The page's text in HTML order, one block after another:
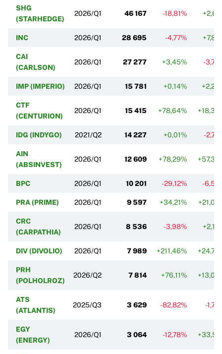
SHG
(STARHEDGE)
2026/Q1 46 167 -18,81%
INC 2026/Q1 28 695 -4,77%
CAI
(CARLSON)
2026/Q1 27 277 +3,45% -
IMP (IMPERIO) 2026/Q1 15 781 +0,14%
CTF
(CENTURION)
2026/Q1 15 415 +78,64%
IDG (INDYGO) 2021/Q2 14 227 +0,01% -
AIN
(ABSINVEST)
2026/Q1 12 609 +78,29%
BPC 2026/Q1 10 201 -29,12% -
PRA (PRIME) 2026/Q1 9 597 +34,21%
CRC
(CARPATHIA)
2026/Q1 8 536 -3,98%
DIV (DIVOLIO) 2026/Q1 7 989 +211,46%
PRH
(POLHOLROZ)
2026/Q2 7 814 +76,11%
ATS
(ATLANTIS)
2025/Q3 3 629 -82,82% -
EGY
(ENERGY)
2026/Q1 3 064 -12,78%